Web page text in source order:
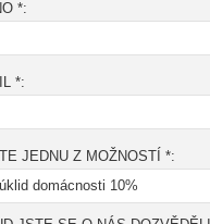
*:
*:
JEDNU Z MOŽNOSTÍ *: